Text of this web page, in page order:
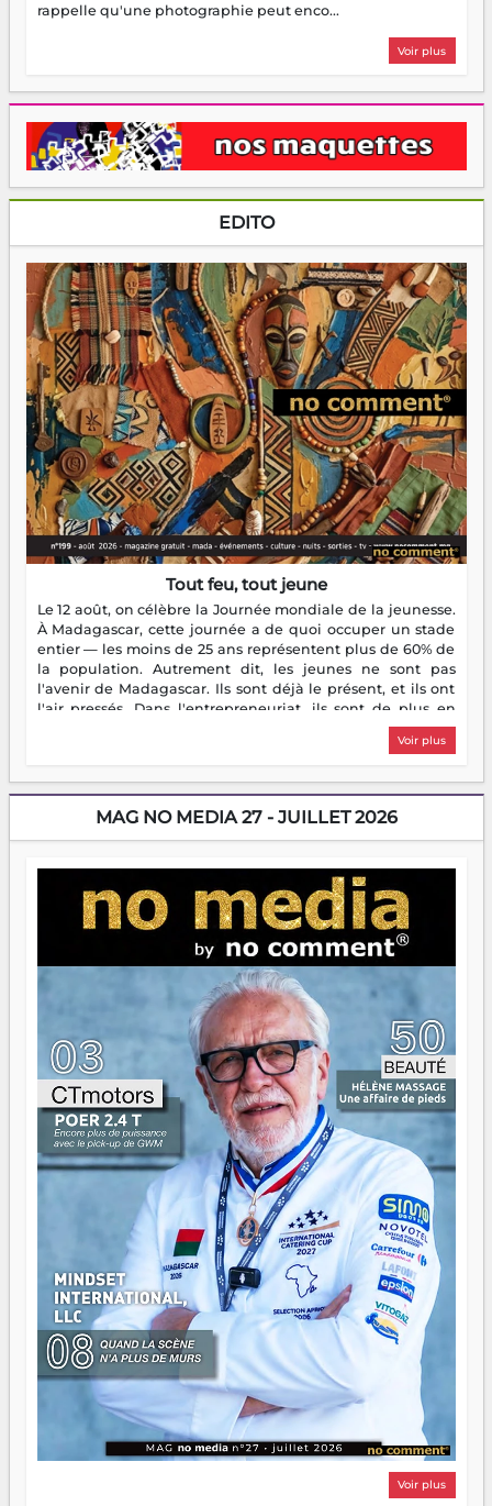
rappelle qu'une photographie peut enco...
Voir plus
EDITO
Tout feu, tout jeune
Le 12 août, on célèbre la Journée mondiale de la jeunesse.
À Madagascar, cette journée a de quoi occuper un stade
entier — les moins de 25 ans représentent plus de 60% de
la population. Autrement dit, les jeunes ne sont pas
l'avenir de Madagascar. Ils sont déjà le présent, et ils ont
l'air pressés. Dans l'entrepreneuriat, ils sont de plus en
plus nombreux à se lancer, à créer, à risquer — souvent
sans filet, souvent sans aide, mais toujours avec cette
dorment vraiment la nuit. En culture, les nouvelles sont
encore meilleures. Aina Rasamoelina vient de décrocher le
Prix RFI Instrumental Afrique. Miangaly Elia rafle le Prix
jeunes qui tiennent la torche. Alors oui, on pourrait
s'arrêter là, applaudir et rentrer chez soi satisfait. Mais ce
serait passer à côté d'une chose essentielle. La fougue, ça
brûle fort — et parfois, ça brûle vite. Une flamme sans
direction peut éclairer autant qu'elle peut consumer. C'est
là que les aînés entrent en scène — pas pour reprendre le
gouvernail, mais pour montrer où sont les récifs. Les jeunes
ont la force, les vieux ont l'expérience, comme on dit. Ce
n'est pas un combat de générations — c'est une question
d'équipage. Partagez vos réussites, mais aussi vos échecs.
Surtout vos échecs, d'ailleurs — ils enseignent mieux que
n'importe quel manuel. À Madagascar, la barque avance.
Il faut juste s'assurer que tout le monde rame dans le
même sens.
Voir plus
MAG NO MEDIA 27 - JUILLET 2026
Voir plus